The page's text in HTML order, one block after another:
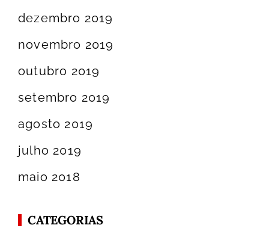
dezembro 2019
novembro 2019
outubro 2019
setembro 2019
agosto 2019
julho 2019
maio 2018
CATEGORIAS